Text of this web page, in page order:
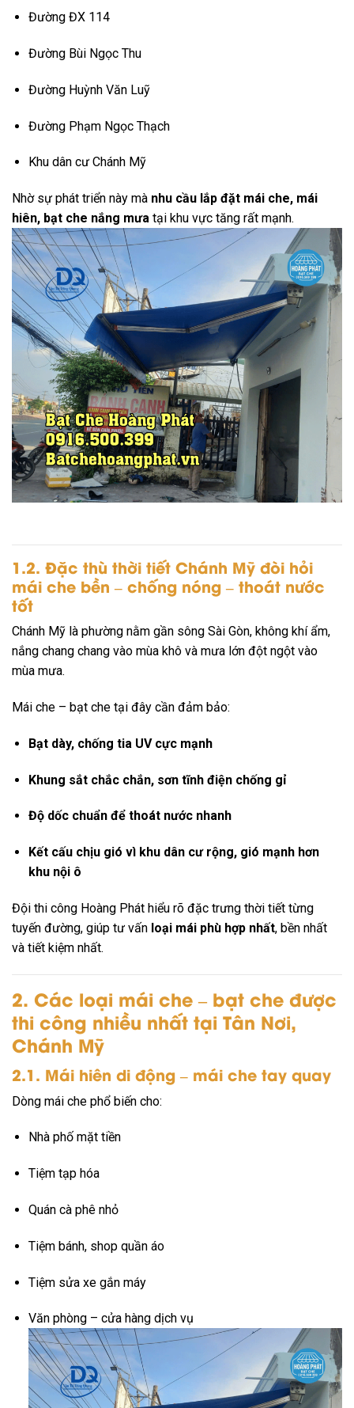
Đường ĐX 114
Đường Bùi Ngọc Thu
Đường Huỳnh Văn Luỹ
Đường Phạm Ngọc Thạch
Khu dân cư Chánh Mỹ
Nhờ sự phát triển này mà nhu cầu lắp đặt mái che, mái
hiên, bạt che nắng mưa tại khu vực tăng rất mạnh.
1.2. Đặc thù thời tiết Chánh Mỹ đòi hỏi
mái che bền – chống nóng – thoát nước
tốt
Chánh Mỹ là phường nằm gần sông Sài Gòn, không khí ẩm,
nắng chang chang vào mùa khô và mưa lớn đột ngột vào
mùa mưa.
Mái che – bạt che tại đây cần đảm bảo:
Bạt dày, chống tia UV cực mạnh
Khung sắt chắc chắn, sơn tĩnh điện chống gỉ
Độ dốc chuẩn để thoát nước nhanh
Kết cấu chịu gió vì khu dân cư rộng, gió mạnh hơn
khu nội ô
Đội thi công Hoàng Phát hiểu rõ đặc trưng thời tiết từng
tuyến đường, giúp tư vấn loại mái phù hợp nhất, bền nhất
và tiết kiệm nhất.
2. Các loại mái che – bạt che được
thi công nhiều nhất tại Tân Nơi,
Chánh Mỹ
2.1. Mái hiên di động – mái che tay quay
Dòng mái che phổ biến cho:
Nhà phố mặt tiền
Tiệm tạp hóa
Quán cà phê nhỏ
Tiệm bánh, shop quần áo
Tiệm sửa xe gắn máy
Văn phòng – cửa hàng dịch vụ